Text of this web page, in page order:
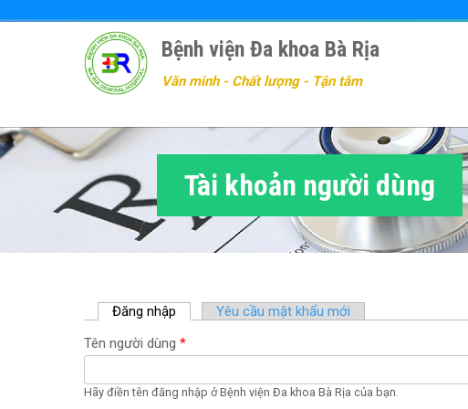
đến
Bệnh viện Đa khoa Bà Rịa
Văn minh - Chất lượng - Tận tâm
Tài khoản người dùng
Đăng nhập
a
b
o
Yêu cầu mật khẩu mới
Tên người dùng *
Hãy điền tên đăng nhập ở Bệnh viện Đa khoa Bà Rịa của bạn.